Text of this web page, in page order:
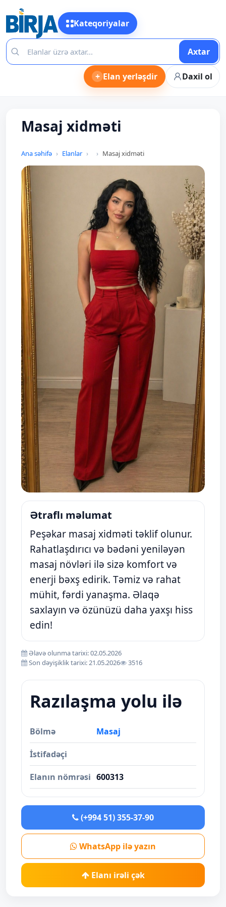
Kateqoriyalar
Axtar
+ Elan yerləşdir Daxil ol
Masaj xidməti
Ana səhifə Elanlar Masaj xidməti
Ətraflı məlumat
Peşəkar masaj xidməti təklif olunur.
Rahatlaşdırıcı və bədəni yeniləyən
masaj növləri ilə sizə komfort və
enerji bəxş edirik. Təmiz və rahat
mühit, fərdi yanaşma. Əlaqə
saxlayın və özünüzü daha yaxşı hiss
edin!
Əlavə olunma tarixi: 02.05.2026
Son dəyişiklik tarixi: 21.05.2026
3516
Razılaşma yolu ilə
Bölmə Masaj
İstifadəçi
Elanın nömrəsi 600313
(+994 51) 355-37-90
WhatsApp ilə yazın
Elanı irəli çək